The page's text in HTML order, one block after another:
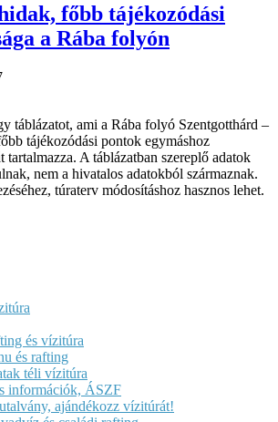
főbb tájékozódási
a Rába folyón
táblázatot, ami a Rába folyó Szentgotthárd –
tájékozódási pontok egymáshoz
tartalmazza. A táblázatban szereplő adatok
nem a hivatalos adatokból származnak.
túraterv módosításhoz hasznos lehet.
és vízitúra
és rafting
téli vízitúra
információk, ÁSZF
ajándékozz vízitúrát!